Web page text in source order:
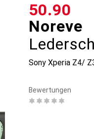
Noreve
Sony Xperia Z4/
CHF
50.90
Bewertungen